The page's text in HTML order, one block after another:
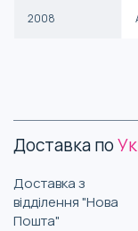
2008
Доставка по
Доставка з
відділення "Нова
Пошта"